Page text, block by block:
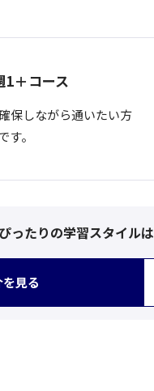
1＋コース
保しながら通いたい方
す。
ったりの学習スタイル
見る